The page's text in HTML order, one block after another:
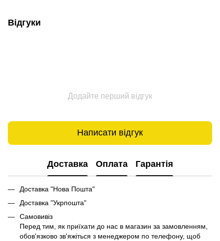
Відгуки
Додайте перший відгук
Написати відгук
Доставка Оплата Гарантія
Доставка "Нова Пошта"
Доставка "Укрпошта"
Самовивіз
Перед тим, як приїхати до нас в магазин за замовленням,
обов'язково зв'яжіться з менеджером по телефону, щоб